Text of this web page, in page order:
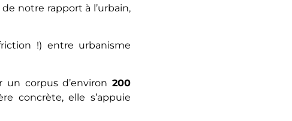
notre rapport à l’urbain,
!) entre urbanisme
un corpus d’environ200
concrète, elle s’appuie